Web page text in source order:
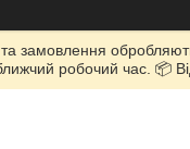
замовлення
робочий час. 📦